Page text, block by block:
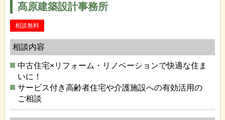
髙原建築設計事務所
相談無料
相談内容
中古住宅×リフォーム・リノベーションで快適な住ま
いに！
サービス付き高齢者住宅や介護施設への有効活用の
ご相談